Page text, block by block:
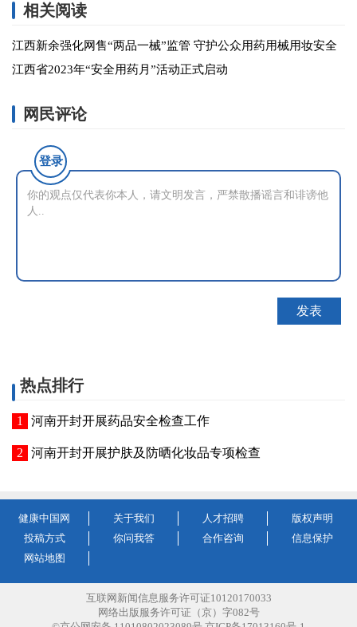
相关阅读
江西新余强化网售“两品一械”监管 守护公众用药用械用妆安全
江西省2023年“安全用药月”活动正式启动
网民评论
登录
热点排行
河南开封开展药品安全检查工作
河南开封开展护肤及防晒化妆品专项检查
健康中国网 关于我们 人才招聘
版权声明
投稿方式
你问我答 合作咨询
信息保护
网站地图
互联网新闻信息服务许可证10120170033
网络出版服务许可证（京）字082号